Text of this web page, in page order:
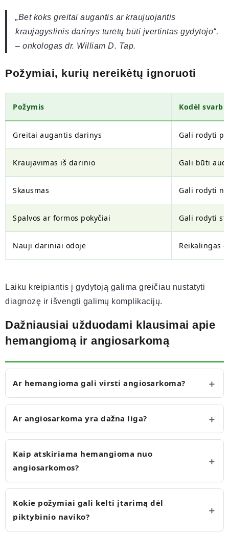
„Bet koks greitai augantis ar kraujuojantis
kraujagyslinis darinys turėtų būti įvertintas gydytojo“,
– onkologas dr. William D. Tap.
Požymiai, kurių nereikėtų ignoruoti
Požymis Kodėl svarbu
Greitai augantis darinys Gali rodyti
Kraujavimas iš darinio Gali būti
Skausmas Gali rodyti
Spalvos ar formos pokyčiai Gali rodyti
Nauji dariniai odoje Reikalingas
Laiku kreipiantis į gydytoją galima greičiau nustatyti
diagnozę ir išvengti galimų komplikacijų.
Dažniausiai užduodami klausimai apie
hemangiomą ir angiosarkomą
Ar hemangioma gali virsti angiosarkoma?
Ar angiosarkoma yra dažna liga?
Kaip atskiriama hemangioma nuo
angiosarkomos?
Kokie požymiai gali kelti įtarimą dėl
piktybinio naviko?